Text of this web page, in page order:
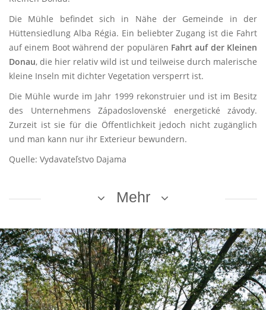
Die Mühle befindet sich in Nähe der Gemeinde in der
Hüttensiedlung Alba Régia. Ein beliebter Zugang ist die Fahrt
auf einem Boot während der populären Fahrt auf der Kleinen
Donau, die hier relativ wild ist und teilweise durch malerische
kleine Inseln mit dichter Vegetation versperrt ist.
Die Mühle wurde im Jahr 1999 rekonstruier und ist im Besitz
des Unternehmens Západoslovenské energetické závody.
Zurzeit ist sie für die Öffentlichkeit jedoch nicht zugänglich
und man kann nur ihr Exterieur bewundern.
Quelle: Vydavateľstvo Dajama
Mehr